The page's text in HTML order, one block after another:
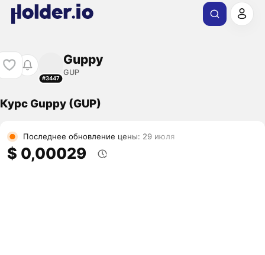
#3447
Guppy
GUP
Курс Guppy (GUP)
Последнее обновление цены: 29 июля
$ 0,00029